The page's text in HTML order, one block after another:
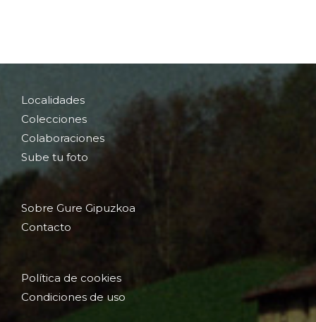
Localidades
Colecciones
Colaboraciones
Sube tu foto
Sobre Gure Gipuzkoa
Contacto
Política de cookies
Condiciones de uso